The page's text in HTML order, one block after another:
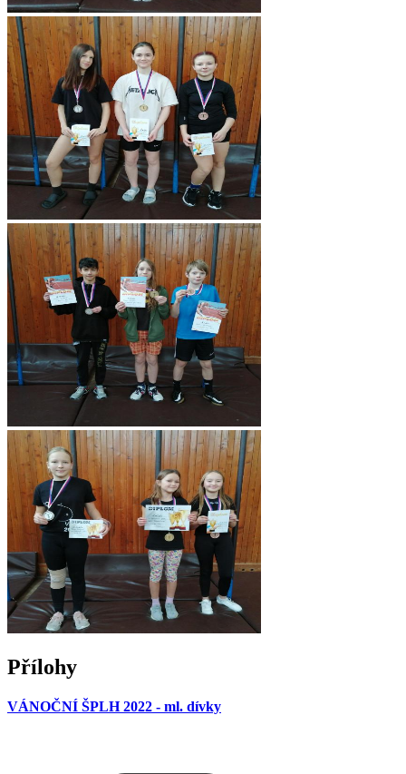
Přílohy
VÁNOČNÍ ŠPLH 2022 - ml. dívky